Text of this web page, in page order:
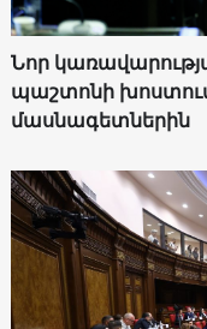
Նոր
պաշտոնի
մասնագետներին